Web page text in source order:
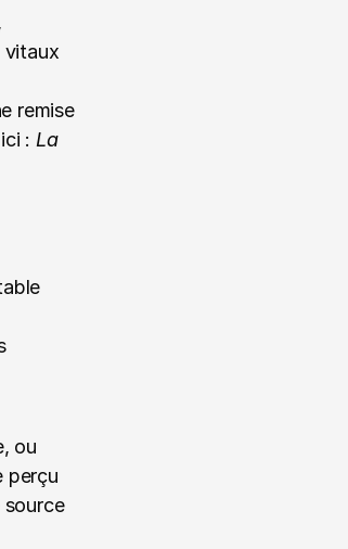
vitaux
remise
: La
ou
perçu
source